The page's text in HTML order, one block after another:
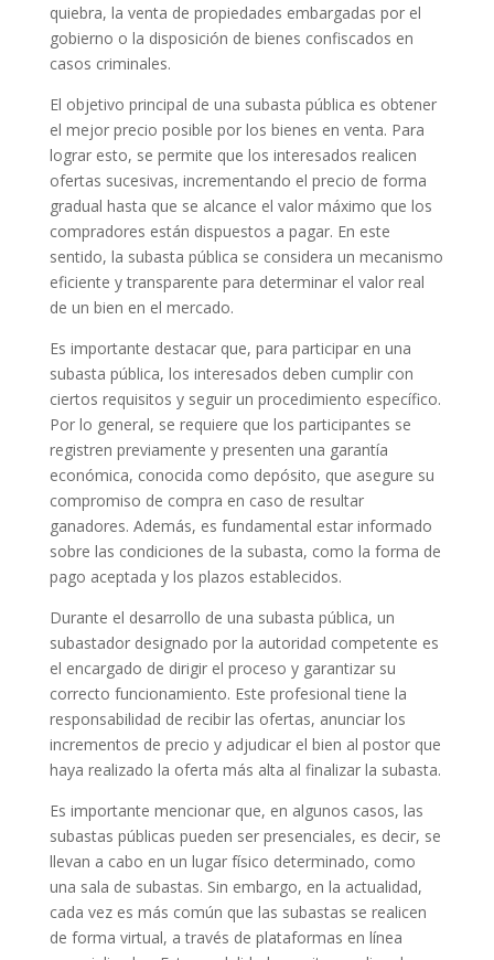
quiebra, la venta de propiedades embargadas por el
gobierno o la disposición de bienes confiscados en
casos criminales.
El objetivo principal de una subasta pública es obtener
el mejor precio posible por los bienes en venta. Para
lograr esto, se permite que los interesados realicen
ofertas sucesivas, incrementando el precio de forma
gradual hasta que se alcance el valor máximo que los
compradores están dispuestos a pagar. En este
sentido, la subasta pública se considera un mecanismo
eficiente y transparente para determinar el valor real
de un bien en el mercado.
Es importante destacar que, para participar en una
subasta pública, los interesados deben cumplir con
ciertos requisitos y seguir un procedimiento específico.
Por lo general, se requiere que los participantes se
registren previamente y presenten una garantía
económica, conocida como depósito, que asegure su
compromiso de compra en caso de resultar
ganadores. Además, es fundamental estar informado
sobre las condiciones de la subasta, como la forma de
pago aceptada y los plazos establecidos.
Durante el desarrollo de una subasta pública, un
subastador designado por la autoridad competente es
el encargado de dirigir el proceso y garantizar su
correcto funcionamiento. Este profesional tiene la
responsabilidad de recibir las ofertas, anunciar los
incrementos de precio y adjudicar el bien al postor que
haya realizado la oferta más alta al finalizar la subasta.
Es importante mencionar que, en algunos casos, las
subastas públicas pueden ser presenciales, es decir, se
llevan a cabo en un lugar físico determinado, como
una sala de subastas. Sin embargo, en la actualidad,
cada vez es más común que las subastas se realicen
de forma virtual, a través de plataformas en línea